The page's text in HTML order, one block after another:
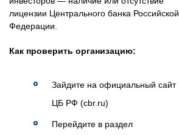
лицензии Центрального банка Российской
Федерации.
Как проверить организацию:
Зайдите на официальный сайт
ЦБ РФ (cbr.ru)
Перейдите в раздел